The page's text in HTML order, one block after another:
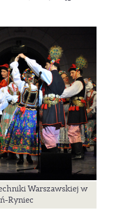
Warszawskiej w
Ryniec